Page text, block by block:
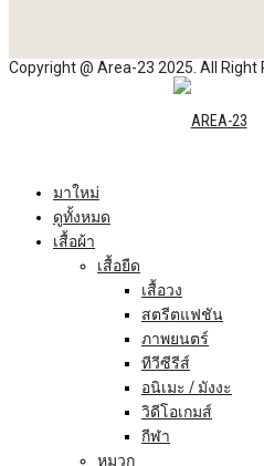
Copyright @ Area-23 2025. All Right
มาใหม่
ดูทั้งหมด
เสื้อผ้า
เสื้อยืด
เสื้อวง
สตรีตแฟชัน
ภาพยนตร์
ทีวีซีรีส์
อนิเมะ / มังงะ
วิดีโอเกมส์
กีฬา
หมวก